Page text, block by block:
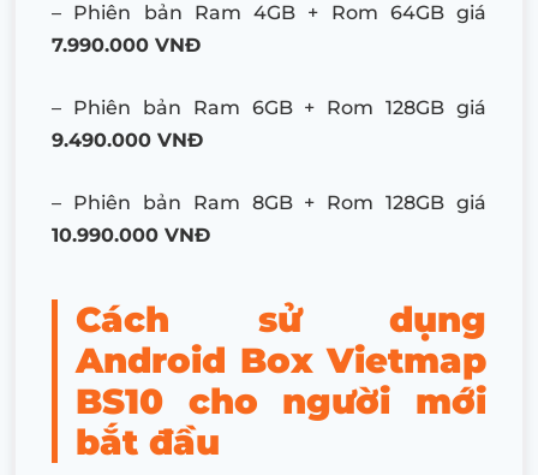
– Phiên bản Ram 4GB + Rom 64GB giá
7.990.000 VNĐ
– Phiên bản Ram 6GB + Rom 128GB giá
9.490.000 VNĐ
– Phiên bản Ram 8GB + Rom 128GB giá
10.990.000 VNĐ
Cách sử dụng
Android Box Vietmap
BS10 cho người mới
bắt đầu